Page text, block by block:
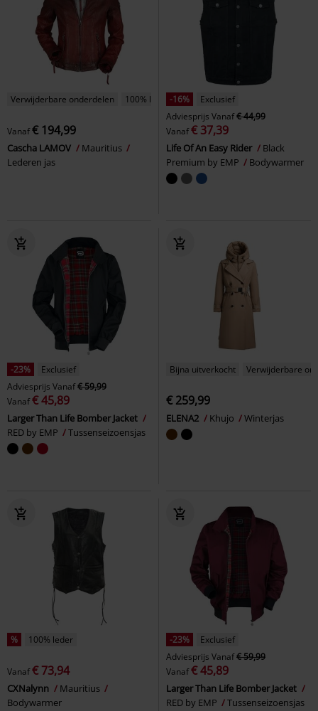
Verwijderbare onderdelen 100% leder
Vanaf€ 194,99
Cascha LAMOV
Mauritius
Lederen jas
-16%
Exclusief
Adviesprijs Vanaf€ 44,99
Vanaf€ 37,39
Life Of An Easy Rider
Black
Premium by EMP
Bodywarmer
-23%
Exclusief
Adviesprijs Vanaf€ 59,99
Vanaf€ 45,89
Larger Than Life Bomber Jacket
RED by EMP
Tussenseizoensjas
Bijna uitverkocht Verwijderbare
€ 259,99
ELENA2 Khujo Winterjas
% 100% leder
Vanaf€ 73,94
CXNalynn
Mauritius
Bodywarmer
-23%
Exclusief
Adviesprijs Vanaf€ 59,99
Vanaf€ 45,89
Larger Than Life Bomber Jacket
RED by EMP
Tussenseizoensjas